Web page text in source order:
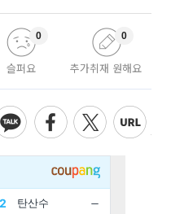
슬퍼요
0
추가취재 원해요
0